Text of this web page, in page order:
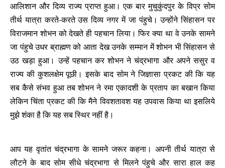
आलिशान और दिव्य राज्य प्राप्त हुआ। एक बार मुचुकुंदपुर के विप्र सोम
तीर्थ यात्रा करते-करते उस दिव्य नगर में जा पंहुचे। उन्होंने सिंहासन पर
विराजमान शोभन को देखते ही पहचान लिया। फिर क्या था वे उनके सामने
जा पंहुचे उधर ब्राह्मण को आता देख उनके सम्मान में शोभन भी सिंहासन से
उठ खड़ा हुआ। उन्हें पहचान कर शोभन ने चंद्रभागा और अपने ससुर व
राज्य की कुशलक्षेम पूछी। इसके बाद सोम ने जिज्ञासा प्रकट की कि यह
सब कैसे संभव हुआ तब शोभन ने रमा एकादशी के प्रताप का बखान किया
लेकिन चिंता प्रकट की कि मैने विवशतावश यह उपवास किया था इसलिये
मुझे शंका है कि यह सब स्थिर नहीं है।
आप यह वृतांत चंद्रभागा के सामने जरूर कहना। अपनी तीर्थ यात्रा से
लौटने के बाद सोम सीधे चंद्रभागा से मिलने पंहुचे और सारा हाल कह